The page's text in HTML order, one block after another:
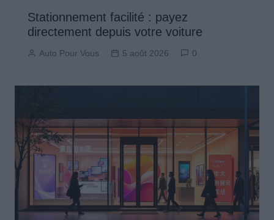
Stationnement facilité : payez
directement depuis votre voiture
Auto Pour Vous 5 août 2026 0